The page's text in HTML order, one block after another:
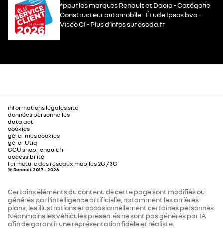
*pour les marques Renault et Dacia - Catégorie
Constructeur automobile - Étude Ipsos bva -
Viséo CI - Plus d’infos sur escda.fr
informations légales site
données personnelles
data act
cookies
gérer mes cookies
gérer Utiq
CGU shop.renault.fr
accessibilité
fermeture des réseaux mobiles 2G / 3G
© Renault 2017 - 2026
Certains éléments du contenu de cette page sont modifiés ou
générés par l'intelligence artificielle, notamment les arrières-
plans, les illustrations et occasionnellement certaines personnes.
Néanmoins les véhicules présentés ne sont pas générés par IA
afin de garantir une représentation fidèle et réaliste.